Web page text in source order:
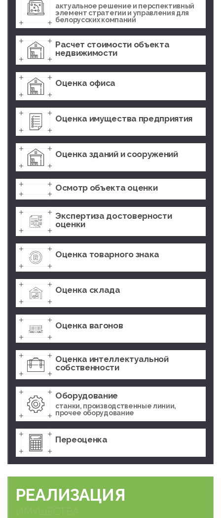
актуальное решение и перспективный
элемент стратегии и управления для
белорусских компаний
Расчет стоимости объекта
недвижимости
Оценка офиса
Оценка имущества предприятия
Оценка зданий и сооружений
Осмотр объекта оценки
Экспертиза достоверности
оценки
Оценка товарного знака
Оценка склада
Оценка вагонов
Оценка интеллектуальной
собственности
Оборудование
станки, производственные линии,
прочее оборудование
Переоценка
РЕАЛИЗАЦИЯ
ИМУЩЕСТВА